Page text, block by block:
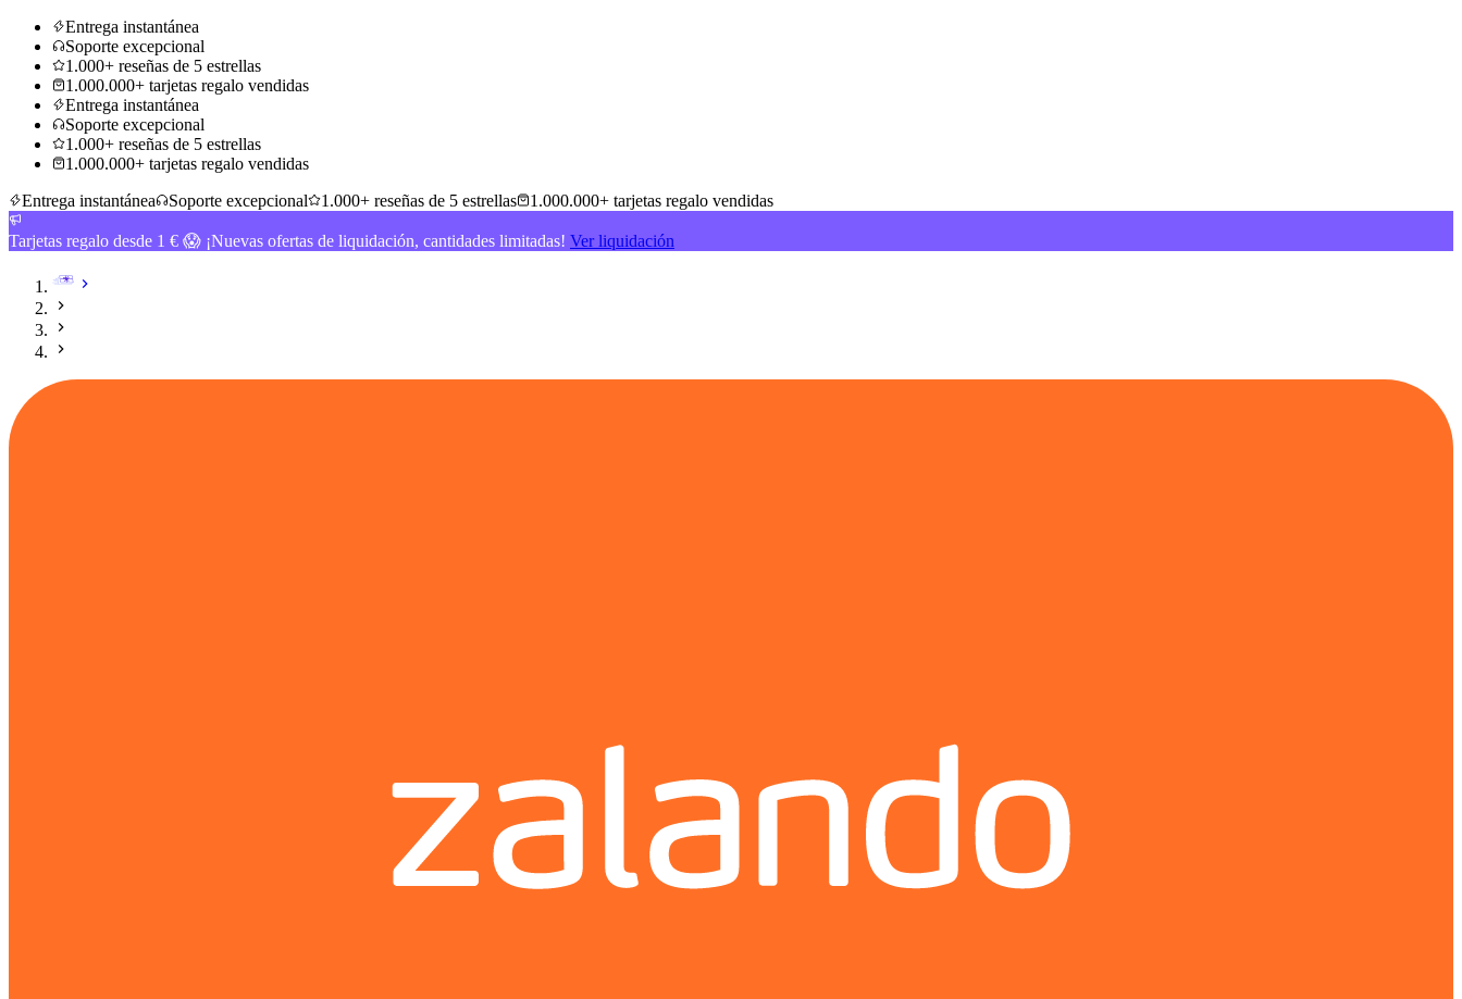
Entrega instantánea
Soporte excepcional
1.000+ reseñas de 5 estrellas
1.000.000+ tarjetas regalo vendidas
Entrega instantánea
Soporte excepcional
1.000+ reseñas de 5 estrellas
1.000.000+ tarjetas regalo vendidas
Entrega instantánea
Soporte excepcional 1.000+ reseñas de 5 estrellas 1.000.000+ tarjetas regalo vendidas
Tarjetas regalo desde 1 € 😱 ¡Nuevas ofertas de liquidación, cantidades limitadas! Ver liquidación